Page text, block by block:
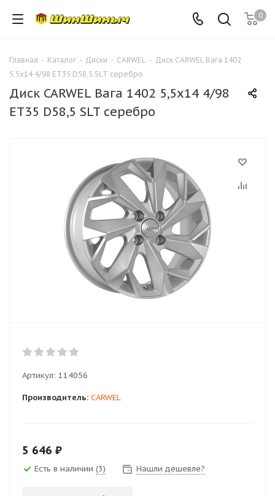
0
Главная - Каталог - Диски - CARWEL - Диск CARWEL Вага 1402
5,5х14 4/98 ET35 D58,5 SLT серебро
Диск CARWEL Вага 1402 5,5х14 4/98
ET35 D58,5 SLT серебро
Артикул: 114056
Производитель: CARWEL
5 646 ₽
Есть в наличии (3) Нашли дешевле?